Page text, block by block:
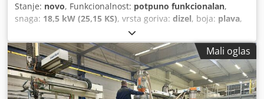
Stanje: novo, Funkcionalnost: potpuno funkcionalan,
snaga: 18,5 kW (25,15 KS), vrsta goriva: dizel, boja: plava,
, Godina proizvodnje:
mini bager RIPPA R 32 Pro, japanski Kubota motor, 4
cilindra, 18.5 kv, Euro 5 emisija, Tier 4 Stage V, instalacija
pickera, klima uređaj, mansalier kamera, godina
proizvodnje 2025, brza spojnica, 1000 mm nagib kašika,
garancija. Dkedpfx Answlvzujuer
Mali oglas